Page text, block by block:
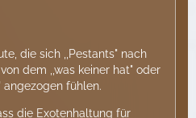
die sich ,,Pestants" nach
dem ,,was keiner hat" oder
fühlen.
die Exotenhaltung für